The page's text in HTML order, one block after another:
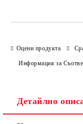
Оцени продукта
Информация за
Детайлно